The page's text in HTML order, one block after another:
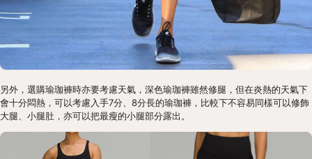
另外，選購瑜珈褲時亦要考慮天氣，深色瑜珈褲雖然修腿，但在炎熱的天氣下
會十分悶熱，可以考慮入手7分、8分長的瑜珈褲，比較下不容易同樣可以修飾
大腿、小腿肚，亦可以把最瘦的小腿部分露出。